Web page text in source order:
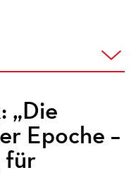
„Die
Epoche –
für